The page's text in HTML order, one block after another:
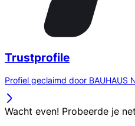
Trustprofile
Profiel geclaimd door BAUHAUS
Wacht even! Probeerde je